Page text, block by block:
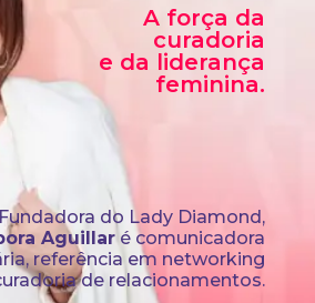
A força da
curadoria
e da liderança
feminina.
Fundadora do Lady Diamond,
Aguillar é comunicadora
referência em networking
de relacionamentos.